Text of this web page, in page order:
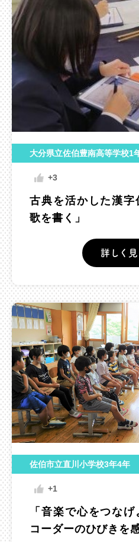
大分県立佐伯豊南高等学校1
+3
古典を活かした漢
歌を書く」
詳しく見
佐伯市立直川小学校3年4年
+1
「音楽で心をつな
コーダーのひびきを